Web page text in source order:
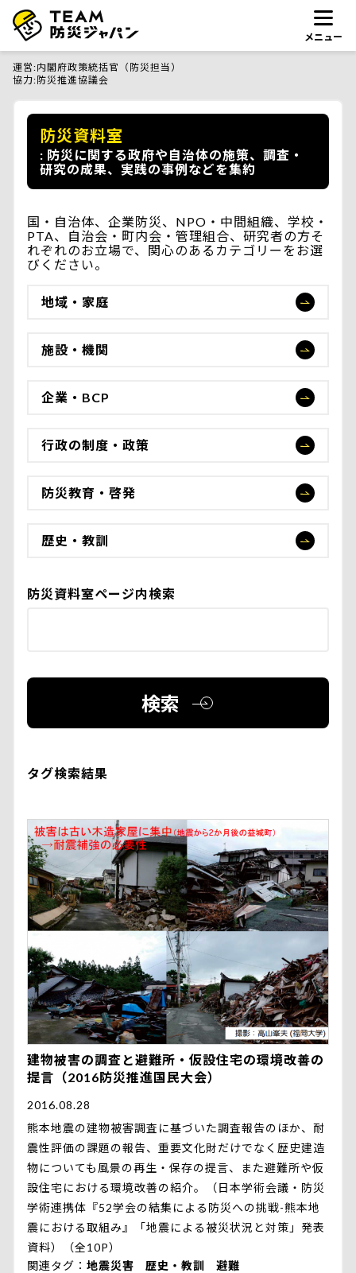
メニュー
運営 内閣府政策統括官（防災担当）
協力 防災推進協議会
防災資料室
防災に関する政府や自治体の施策、調査・
研究の成果、実践の事例などを集約
国・自治体、企業防災、NPO・中間組織、学校・
PTA、自治会・町内会・管理組合、研究者の方そ
れぞれのお立場で、関心のあるカテゴリーをお選
びください。
地域・家庭
施設・機関
企業・BCP
行政の制度・政策
防災教育・啓発
歴史・教訓
防災資料室ページ内検索
検索
タグ検索結果
建物被害の調査と避難所・仮設住宅の環境改善の
提言（2016防災推進国民大会）
2016.08.28
熊本地震の建物被害調査に基づいた調査報告のほか、耐
震性評価の課題の報告、重要文化財だけでなく歴史建造
物についても風景の再生・保存の提言、また避難所や仮
設住宅における環境改善の紹介。（日本学術会議・防災
学術連携体『52学会の結集による防災への挑戦-熊本地
震における取組み』「地震による被災状況と対策」発表
資料）（全10P）
関連タグ
地震災害 歴史・教訓
避難